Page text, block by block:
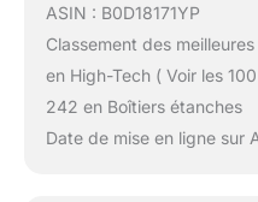
ASIN : B0D18171YP
Classement des
en High-Tech ( Voir les
242 en Boîtiers étanches
Date de mise en ligne sur